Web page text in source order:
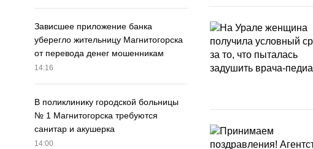
Зависшее приложение банка
уберегло жительницу Магнитогорска
от перевода денег мошенникам
14:16
В поликлинику городской больницы
№ 1 Магнитогорска требуются
санитар и акушерка
14:00